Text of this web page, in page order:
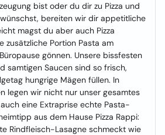
bist oder du dir zu Pizza und
bereiten wir dir appetitliche
magst du aber auch Pizza
zusätzliche Portion Pasta am
gönnen. Unsere bissfesten
samtigen Saucen sind so frisch,
hungrige Mägen füllen. In
legen wir nicht nur unser gesamtes
eine Extraprise echte Pasta-
aus dem Hause Pizza Rappi:
Rindfleisch-Lasagne schmeckt wie